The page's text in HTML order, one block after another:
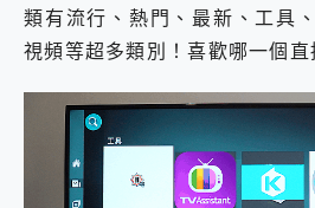
類有流行、熱門、最新、工具
視頻等超多類別！喜歡哪一個直